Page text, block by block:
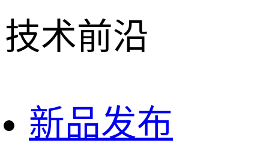
技术前沿
新品发布